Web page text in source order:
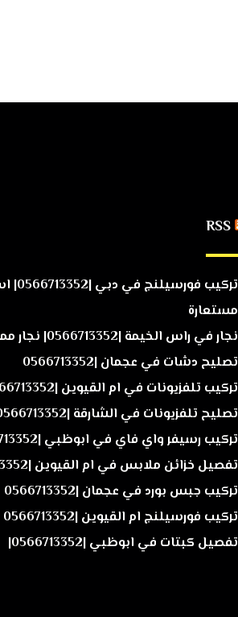
RSS
تركيب
مستعارة
نجار في راس الخيمة |0566713352| نجار ممتاز
تصليح دشات في عجمان |0566713352
تركيب تلفزيونات في ام القيوين |0566713352
تصليح تلفزيونات في الشارقة |0566713352
تركيب رسيفر واي فاي في ابوظبي |0566713352
تفصيل خزائن ملابس في ام القيوين |0566713352
تركيب جبس بورد في عجمان |0566713352
تركيب فورسيلنج ام القيوين |0566713352
تفصيل كبتات في ابوظبي |0566713352|